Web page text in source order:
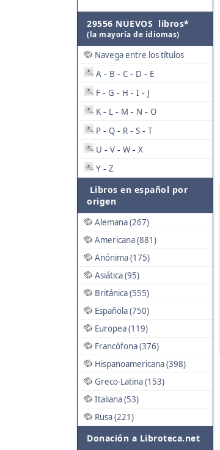
29556 NUEVOS libros*
(la mayoría de idiomas)
Navega entre los títulos
A - B - C - D - E
F - G - H - I - J
K - L - M - N - O
P - Q - R - S - T
U - V - W - X
Y - Z
Libros en español por
origen
Alemana (267)
Americana (881)
Anónima (175)
Asiática (95)
Británica (555)
Española (750)
Europea (119)
Francófona (376)
Hispanoamericana (398)
Greco-Latina (153)
Italiana (53)
Rusa (221)
Donación a Libroteca.net